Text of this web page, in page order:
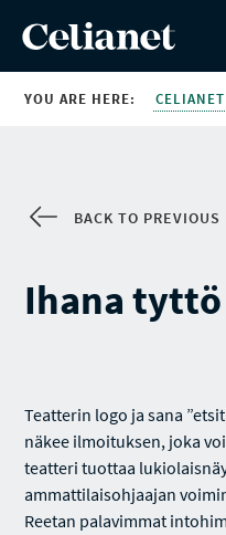
YOU ARE HERE: CELIANET
BACK TO PREVIOUS
Ihana tyttö
Teatterin logo ja sana
näkee ilmoituksen, joka
teatteri tuottaa
ammattilaisohjaajan
Reetan palavimmat